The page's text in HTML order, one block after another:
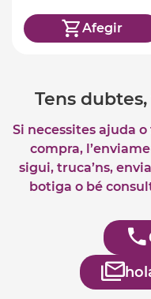
Afegir
Tens
Si necessites ajuda
compra,
sigui, truca’ns,
botiga o bé